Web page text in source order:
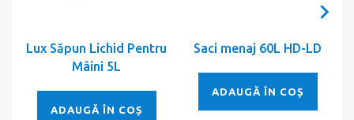
Lux Săpun Lichid Pentru
Mâini 5L
ADAUGĂ ÎN COȘ
Saci menaj 60L HD-LD
ADAUGĂ ÎN COȘ